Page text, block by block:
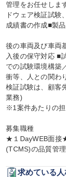
管理をお任せしま
ドウェア検証試験
成績書の作成■製
後の車両及び車両
入後の保守対応 ■
での試験環境構築
衝等、人との関わ
検証試験は、顧客
業務)
※1案件あたりの担
募集職種
★１DayWEB面接
(TCMS)の品質管理
求めている人